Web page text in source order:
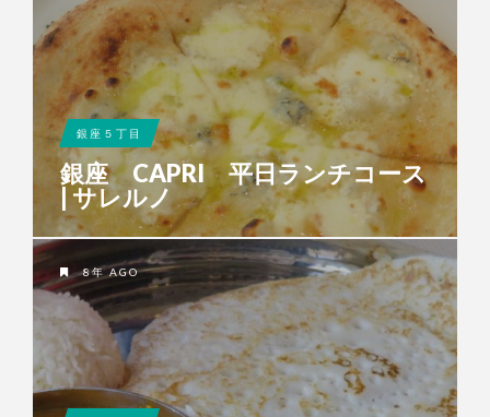
銀座５丁目
銀座 CAPRI 平日ランチコース
| サレルノ
8年 AGO